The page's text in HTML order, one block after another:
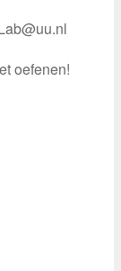
oefenen!